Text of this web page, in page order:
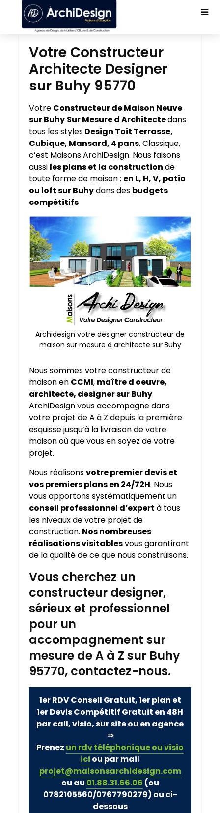
Votre Constructeur
Architecte Designer
sur Buhy 95770
Votre Constructeur de Maison Neuve
sur Buhy Sur Mesure d Architectedans
tous les stylesDesign Toit Terrasse,
Cubique, Mansard, 4 pans, Classique,
c’est Maisons ArchiDesign. Nous faisons
aussi les plans et la construction de
toute forme de maison : en L, H, V, patio
ou loft sur Buhydans des budgets
compétitifs
Archidesign votre designer constructeur de
maison sur mesure d architecte sur Buhy
Nous sommes votre constructeur de
maison en CCMI, maître d oeuvre,
architecte, designer sur Buhy.
ArchiDesign vous accompagne dans
votre projet de A à Z depuis la première
esquisse jusqu’à la livraison de votre
maison où que vous en soyez de votre
projet.
Nous réalisonsvotre premier devis et
vos premiers plans en 24/72H. Nous
vous apportons systématiquement un
conseil professionnel d’expert à tous
les niveaux de votre projet de
construction. Nos nombreuses
réalisations visitablesvous garantiront
de la qualité de ce que nous construisons.
Vous cherchez un
constructeur designer,
sérieux et professionnel
pour un
accompagnement sur
mesure de A à Z sur Buhy
95770, contactez-nous.
1er RDV Conseil Gratuit, 1er plan et
1er Devis Compétitif Gratuit en 48H
par call, visio, sur site ou en agence
⇒
Prenez un rdv téléphonique ou visio
ici ou par mail
projet@maisonsarchidesign.com
ou au 01.88.31.66.06 (ou
0782105560/0767790279) ou ci-
dessous